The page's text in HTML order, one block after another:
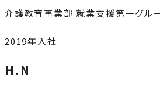
介護教育事業部 就業支援第一グル
2019年入社
H.N